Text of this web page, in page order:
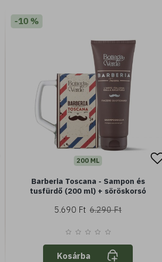
-10 %
200 ML
Barberia Toscana - Sampon és
tusfürdő (200 ml) + söröskorsó
5.690 Ft 6.290 Ft
Kosárba